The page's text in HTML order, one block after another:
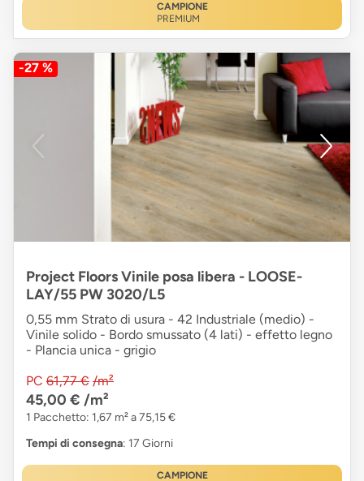
CAMPIONE
PREMIUM
-27 %
Project Floors Vinile posa libera - LOOSE-
LAY/55 PW 3020/L5
0,55 mm Strato di usura - 42 Industriale (medio) -
Vinile solido - Bordo smussato (4 lati) - effetto legno
- Plancia unica - grigio
PC 61,77 € /m²
45,00 € /m²
1 Pacchetto: 1,67 m² a 75,15 €
Tempi di consegna: 17 Giorni
CAMPIONE